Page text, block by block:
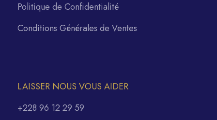
Politique de Confidentialité
Conditions Générales de Ventes
LAISSER NOUS VOUS AIDER
+228 96 12 29 59